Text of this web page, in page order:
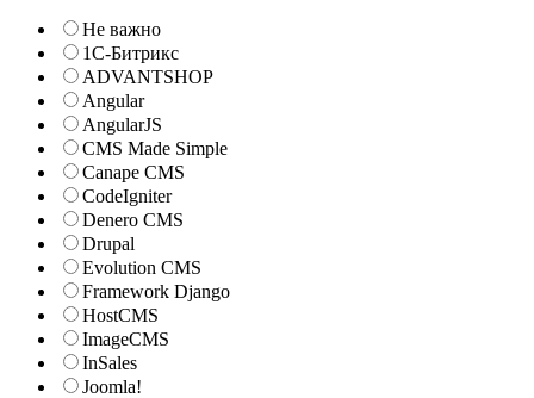
Не важно
1С-Битрикс
ADVANTSHOP
Angular
AngularJS
CMS Made Simple
Canape CMS
CodeIgniter
Denero CMS
Drupal
Evolution CMS
Framework Django
HostCMS
ImageCMS
InSales
Joomla!